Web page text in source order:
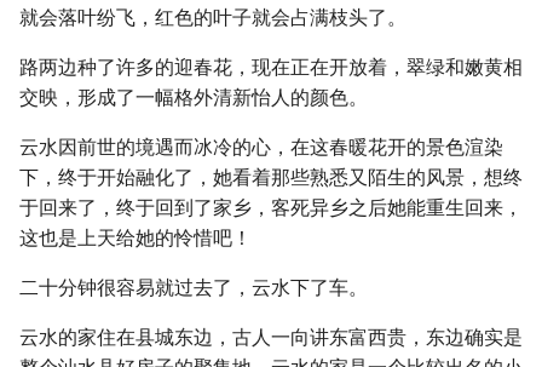
就会落叶纷飞，红色的叶子就会占满枝头了。
路两边种了许多的迎春花，现在正在开放着，翠绿和嫩黄相
交映，形成了一幅格外清新怡人的颜色。
云水因前世的境遇而冰冷的心，在这春暖花开的景色渲染
下，终于开始融化了，她看着那些熟悉又陌生的风景，想终
于回来了，终于回到了家乡，客死异乡之后她能重生回来，
这也是上天给她的怜惜吧！
二十分钟很容易就过去了，云水下了车。
云水的家住在县城东边，古人一向讲东富西贵，东边确实是